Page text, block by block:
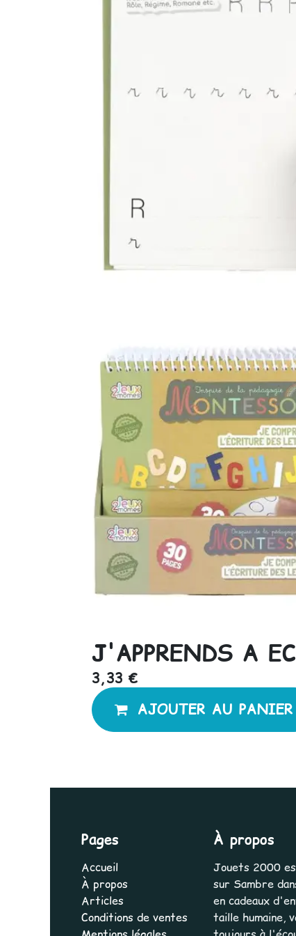
J'APPRENDS A
3,33 €
AJOUTER AU PANIER
Pages
Accueil
À propos
Articles
Conditions de ventes
À propos
Jouets 2000
sur Sambre
en cadeaux
taille humaine,